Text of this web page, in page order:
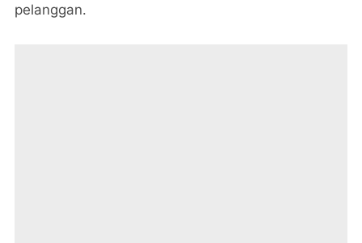
pelanggan.